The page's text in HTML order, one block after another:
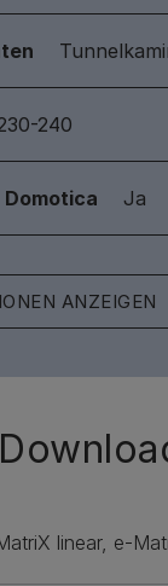
240
Ja
ANZEIGEN
linear, e-